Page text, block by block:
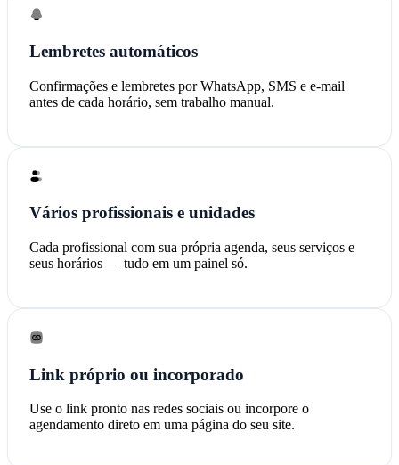
Lembretes automáticos
Confirmações e lembretes por WhatsApp, SMS e e-mail
antes de cada horário, sem trabalho manual.
Vários profissionais e unidades
Cada profissional com sua própria agenda, seus serviços e
seus horários — tudo em um painel só.
Link próprio ou incorporado
Use o link pronto nas redes sociais ou incorpore o
agendamento direto em uma página do seu site.